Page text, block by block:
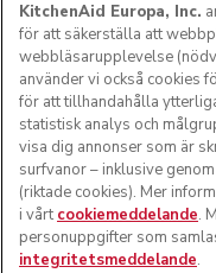
KitchenAid Europa, Inc.
för att säkerställa att
webbläsarupplevelse
använder vi också cookies
för att tillhandahålla
statistisk analys och
visa dig annonser som är
surfvanor – inklusive
(riktade cookies). Mer
i vårt cookiemeddelande.
personuppgifter som
integritetsmeddelande.